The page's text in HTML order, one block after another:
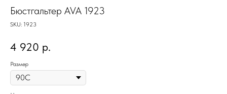
Бюстгальтер AVA 1923
SKU: 1923
4 920 р.
Размер